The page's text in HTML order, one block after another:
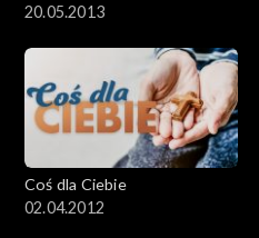
20.05.2013
Coś dla Ciebie
02.04.2012